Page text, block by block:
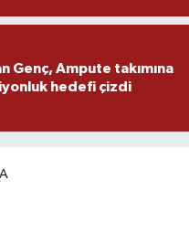
Genç, Ampute takımına
hedefi çizdi